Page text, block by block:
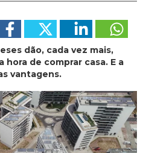
dão, cada vez mais,
de comprar casa. E a
vantagens.